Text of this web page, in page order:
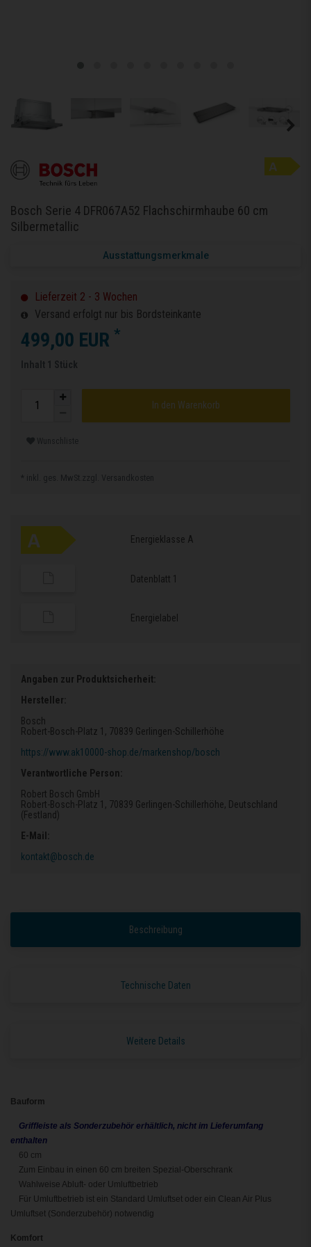
Bosch Serie 4 DFR067A52 Flachschirmhaube 60 cm
Silbermetallic
Ausstattungsmerkmale
Lieferzeit 2 - 3 Wochen
Versand erfolgt nur bis Bordsteinkante
499,00 EUR *
Inhalt 1 Stück
In den Warenkorb
Wunschliste
* inkl. ges. MwSt.zzgl. Versandkosten
Energieklasse A
Datenblatt 1
Energielabel
Angaben zur Produktsicherheit:
Hersteller:
Bosch
Robert-Bosch-Platz 1 , 70839 Gerlingen-Schillerhöhe
https://www.ak10000-shop.de/markenshop/bosch
Verantwortliche Person:
Robert Bosch GmbH
Robert-Bosch-Platz 1 , 70839 Gerlingen-Schillerhöhe, Deutschland
(Festland)
E-Mail:
kontakt@bosch.de
Beschreibung
Technische Daten
Weitere Details
Bauform
Griffleiste als Sonderzubehör erhältlich, nicht im Lieferumfang
enthalten
60 cm
Zum Einbau in einen 60 cm breiten Spezial-Oberschrank
Wahlweise Abluft- oder Umluftbetrieb
Für Umluftbetrieb ist ein Standard Umluftset oder ein Clean Air Plus
Umluftset (Sonderzubehör) notwendig
Komfort